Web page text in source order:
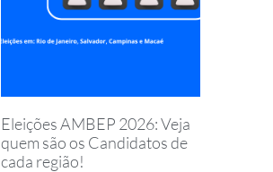
Eleições AMBEP 2026: Veja
quem são os Candidatos de
cada região!